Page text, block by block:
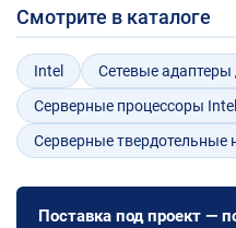
Смотрите в каталоге
Intel
Сетевые адаптеры
Серверные процессоры
Cерверные твердотельные
Поставка под проект —